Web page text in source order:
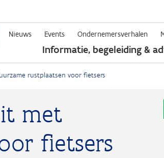
Overslaan
en
naar
de
inhoud
Nieuws Events Ondernemersverhalen
Informatie, begeleiding &
rustplaatsen voor fietsers
met
fietsers